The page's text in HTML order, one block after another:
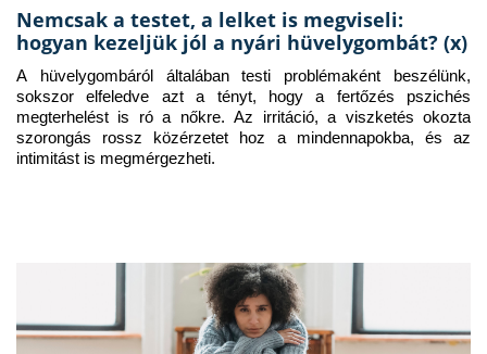
Nemcsak a testet, a lelket is megviseli:
hogyan kezeljük jól a nyári hüvelygombát? (x)
A hüvelygombáról általában testi problémaként beszélünk,
sokszor elfeledve azt a tényt, hogy a fertőzés pszichés
megterhelést is ró a nőkre. Az irritáció, a viszketés okozta
szorongás rossz közérzetet hoz a mindennapokba, és az
intimitást is megmérgezheti.